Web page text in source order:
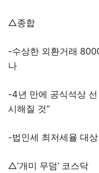
△종합
-수상한 외환거래
나
-4년 만에 공식석상
시해질 것”
-법인세 최저세율 대
△‘개미 무덤’ 코스닥